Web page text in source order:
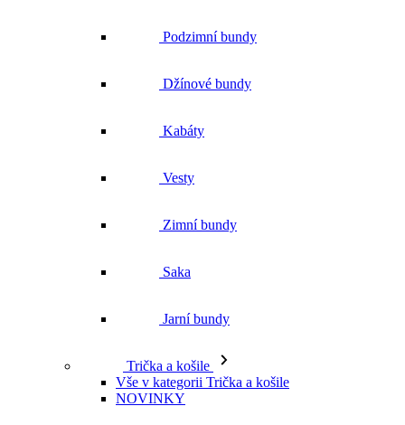
Podzimní bundy
Džínové bundy
Kabáty
Vesty
Zimní bundy
Saka
Jarní bundy
Trička a košile
Vše v kategorii Trička a košile
NOVINKY